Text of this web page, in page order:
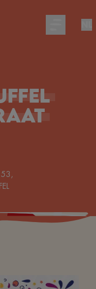
Open main
53,